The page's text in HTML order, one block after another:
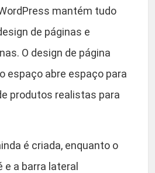
mantém tudo
de páginas e
O design de página
espaço abre espaço para
produtos realistas para
é criada, enquanto o
e a barra lateral